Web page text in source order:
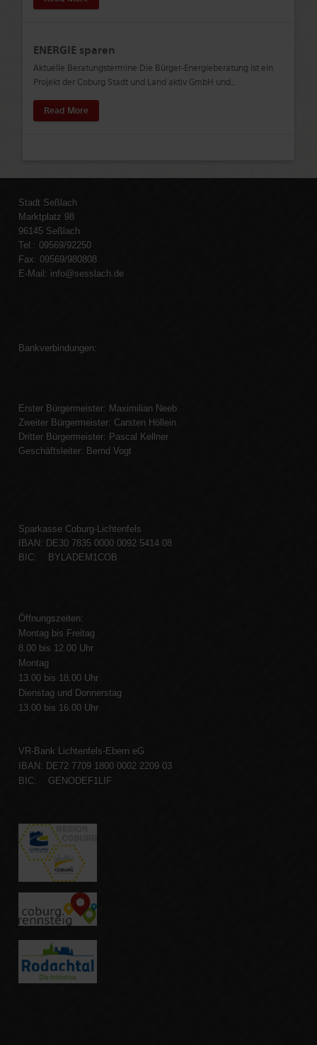
ENERGIE sparen
Aktuelle Beratungstermine Die Bürger-Energieberatung ist ein
Projekt der Coburg Stadt und Land aktiv GmbH und …
Read More
Stadt Seßlach
Marktplatz 98
96145 Seßlach
Tel.: 09569/92250
Fax: 09569/980808
E-Mail: info@sesslach.de
Bankverbindungen:
Erster Bürgermeister: Maximilian Neeb
Zweiter Bürgermeister: Carsten Höllein
Dritter Bürgermeister: Pascal Kellner
Geschäftsleiter: Bernd Vogt
Sparkasse Coburg-Lichtenfels
IBAN: DE30 7835 0000 0092 5414 08
BIC: BYLADEM1COB
Öffnungszeiten:
Montag bis Freitag
8.00 bis 12.00 Uhr
Montag
13.00 bis 18.00 Uhr
Dienstag und Donnerstag
13.00 bis 16.00 Uhr
VR-Bank Lichtenfels-Ebern eG
IBAN: DE72 7709 1800 0002 2209 03
BIC: GENODEF1LIF